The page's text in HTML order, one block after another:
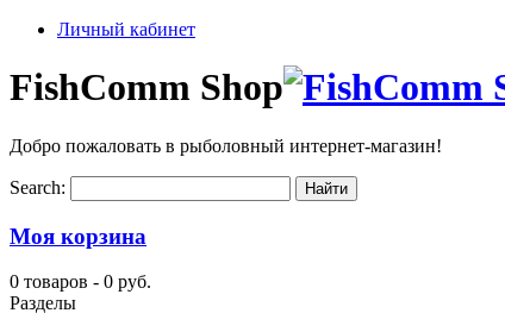
Личный кабинет
FishComm Shop
Добро пожаловать в рыболовный интернет-магазин!
Search:
Моя корзина
0 товаров - 0 руб.
Разделы